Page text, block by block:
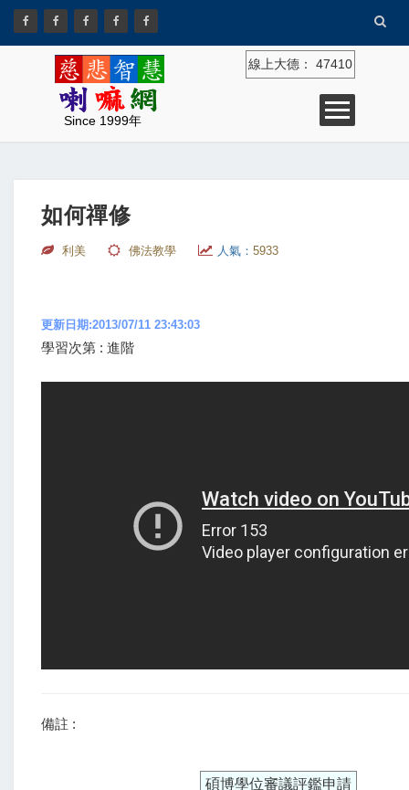
Since 1999年
線上大德： 47410
如何禪修
利美 佛法教學 人氣： 5933
更新日期:2013/07/11 23:43:03
學習次第 : 進階
備註 :
碩博學位審議評鑑申請